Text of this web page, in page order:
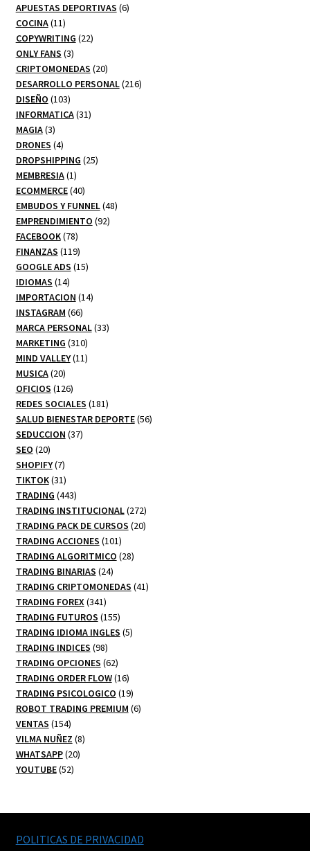
productos
APUESTAS DEPORTIVAS 66
COCINA 1111
productos
COPYWRITING 2222
ONLY FANS 33
productos
CRIPTOMONEDAS 2020
productos
DESARROLLO PERSONAL 216216
DISEÑO 103103
productos
INFORMATICA 3131
MAGIA 33
productos
DRONES 44
productos
DROPSHIPPING 2525
MEMBRESIA 11
producto
ECOMMERCE 4040
productos
EMBUDOS Y FUNNEL 4848
EMPRENDIMIENTO 9292
FACEBOOK 7878
productos
FINANZAS 119119
productos
GOOGLE ADS 1515
IDIOMAS 1414
productos
IMPORTACION 1414
INSTAGRAM 6666
productos
MARCA PERSONAL 3333
MARKETING 310310
productos
MIND VALLEY 1111
MUSICA 2020
productos
OFICIOS 126126
productos
REDES SOCIALES 181181
productos
SALUD BIENESTAR DEPORTE 5656
SEDUCCION 3737
SEO 2020
productos
SHOPIFY 77
productos
TIKTOK 3131
productos
TRADING 443443
productos
TRADING INSTITUCIONAL 272272
productos
TRADING PACK DE CURSOS 2020
TRADING ACCIONES 101101
productos
TRADING ALGORITMICO 2828
TRADING BINARIAS 2424
productos
TRADING CRIPTOMONEDAS 4141
TRADING FOREX 341341
productos
TRADING FUTUROS 155155
productos
TRADING IDIOMA INGLES 55
TRADING INDICES 9898
productos
TRADING OPCIONES 6262
productos
TRADING ORDER FLOW 1616
productos
TRADING PSICOLOGICO 1919
productos
ROBOT TRADING PREMIUM 66
VENTAS 154154
productos
VILMA NUÑEZ 88
WHATSAPP 2020
YOUTUBE 5252
POLITICAS DE PRIVACIDAD